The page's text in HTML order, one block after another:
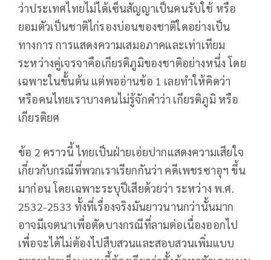
ว่าประเทศไทยไม่ได้เซ็นสัญญาเป็นคนรับใช้ หรือ
ยอมตัวเป็นชาติไก่รองบ่อนของชาติใดอย่างเป็น
ทางการ การแสดงความเสมอภาคและเท่าเทียม
ระหว่างคู่เจรจาคือเกียรติภูมิของชาติอย่างหนึ่ง โดย
เฉพาะในขั้นต้น แต่พออ่านข้อ 1 เลยทำให้คิดว่า
หรือคนไทยเราบางคนไม่รู้จักคำว่า เกียรติภูมิ หรือ
เกียรติยศ
ข้อ 2 คราวนี้ ไทยเป็นฝ่ายเอ่ยปากแสดงความเสียใจ
เกี่ยวกับกรณีที่พวกเราเรียกกันว่า คดีเพชรซาอุฯ ขึ้น
มาก่อน โดยเฉพาะระบุปีเสียด้วยว่า ระหว่าง พ.ศ.
2532-2533 ทั้งที่เรื่องจริงมันยาวนานกว่านั้นมาก
อาจมีเจตนาเพื่อตัดบางกรณีที่ลามต่อเนื่องออกไป
เพื่อจะได้ไม่ต้องไปสืบสวนและสอบสวนเพิ่มแบบ